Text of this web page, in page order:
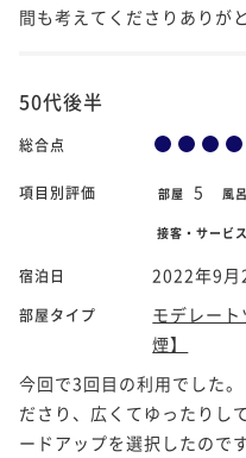
間も考えてくださりありが
50代後半
総合点
項目別評価 部屋 5 風呂
接客・サービス
宿泊日 2022年9月
部屋タイプ
モデレー
煙】
今回で3回目の利用でした
ださり、広くてゆったりし
ードアップを選択したので